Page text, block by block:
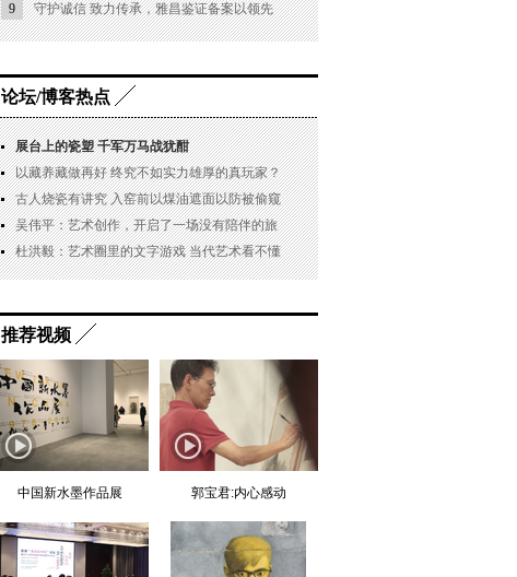
9 守护诚信 致力传承，雅昌鉴证备案以领先
论坛/博客热点
展台上的瓷塑 千军万马战犹酣
以藏养藏做再好 终究不如实力雄厚的真玩家？
古人烧瓷有讲究 入窑前以煤油遮面以防被偷窥
吴伟平：艺术创作，开启了一场没有陪伴的旅
杜洪毅：艺术圈里的文字游戏 当代艺术看不懂
推荐视频
中国新水墨作品展 郭宝君:内心感动